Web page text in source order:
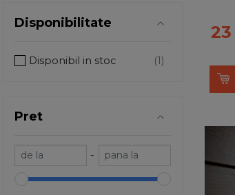
Disponibilitate
Disponibil in stoc
Pret
-
23